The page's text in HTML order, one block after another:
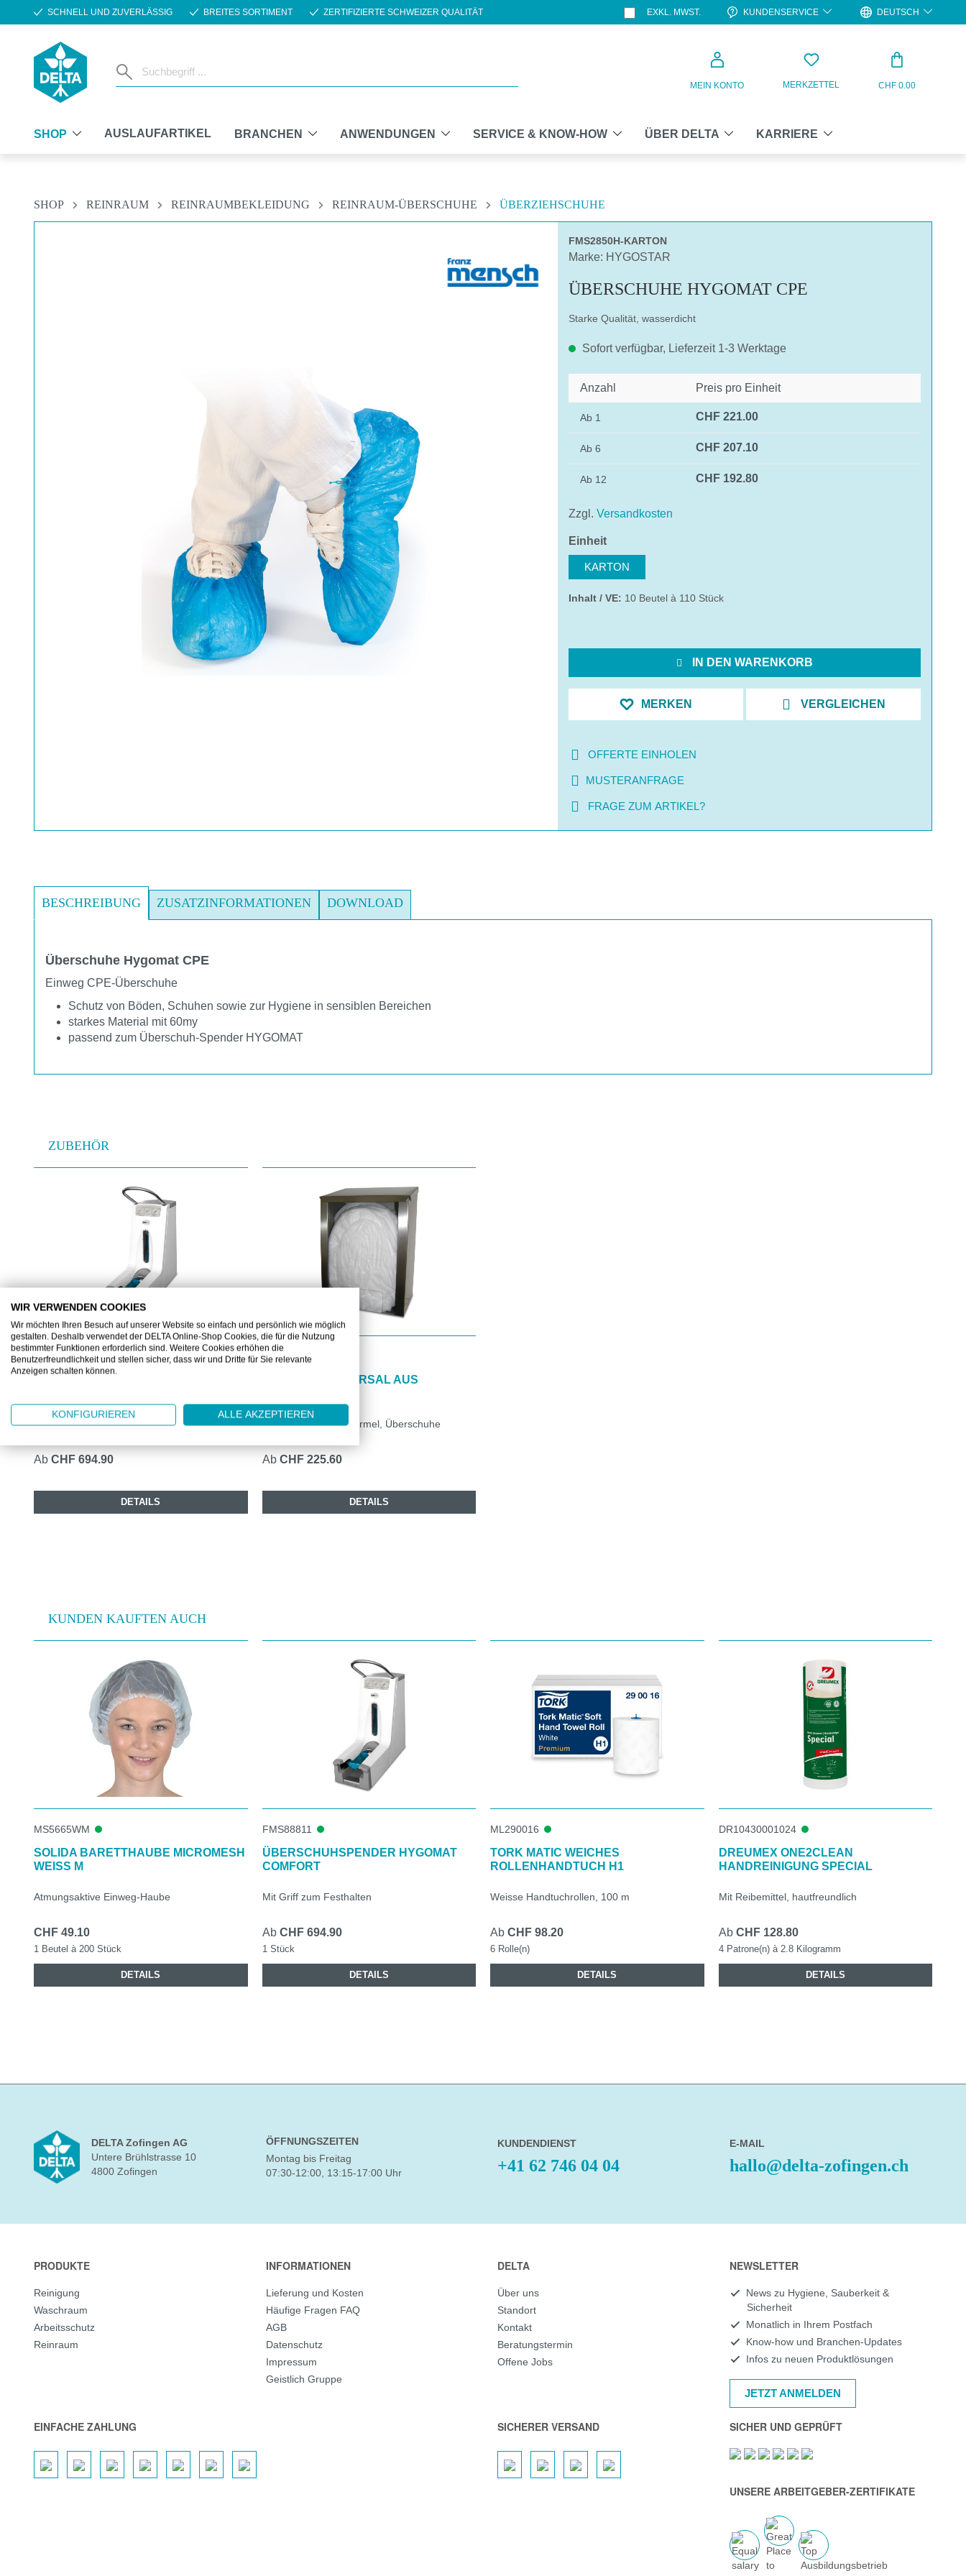
Hauptinhalt springen
Zur Suche springen
Zur Hauptnavigation springen
SCHNELL UND ZUVERLÄSSIG BREITES SORTIMENT ZERTIFIZIERTE SCHWEIZER QUALITÄT EXKL. MWST. KUNDENSERVICE DEUTSCH
MEIN KONTO MERKZETTEL CHF 0.00
SHOP AUSLAUFARTIKEL BRANCHEN ANWENDUNGEN SERVICE & KNOW-HOW ÜBER DELTA KARRIERE
SHOP REINRAUM REINRAUMBEKLEIDUNG REINRAUM-ÜBERSCHUHE
ÜBERZIEHSCHUHE
FMS2850H-KARTON
Marke: HYGOSTAR
ÜBERSCHUHE HYGOMAT CPE
Starke Qualität, wasserdicht
Sofort verfügbar, Lieferzeit 1-3 Werktage
Anzahl Preis pro Einheit
Ab 1 CHF 221.00
Ab 6 CHF 207.10
Ab 12 CHF 192.80
Zzgl. Versandkosten
Einheitauswählen
KARTON
Inhalt / VE: 10 Beutel à 110 Stück
IN DEN WARENKORB
MERKEN VERGLEICHEN
OFFERTE EINHOLEN
MUSTERANFRAGE
FRAGE ZUM ARTIKEL?
BESCHREIBUNG ZUSATZINFORMATIONEN DOWNLOAD
Überschuhe Hygomat CPE
Einweg CPE-Überschuhe
Schutz von Böden, Schuhen sowie zur Hygiene in sensiblen Bereichen
starkes Material mit 60my
passend zum Überschuh-Spender HYGOMAT
ZUBEHÖR
Produktgalerie überspringen
FMS88811
ÜBERSCHUHSPENDER HYGOMAT
Mit Griff zum Festhalten
Ab CHF 694.90
DETAILS
FMS88939
SPENDER UNIVERSAL AUS
Für Hauben, Schutzärmel, Überschuhe
Ab CHF 225.60
DETAILS
KUNDEN KAUFTEN AUCH
Produktgalerie überspringen
MS5665WM
SOLIDA BARETTHAUBE MICROMESH
WEISS M
Atmungsaktive Einweg-Haube
CHF 49.10
1 Beutel à 200 Stück
DETAILS
FMS88811
ÜBERSCHUHSPENDER HYGOMAT
COMFORT
Mit Griff zum Festhalten
Ab CHF 694.90
1 Stück
DETAILS
ML290016
TORK MATIC WEICHES
ROLLENHANDTUCH H1
Weisse Handtuchrollen, 100 m
Ab CHF 98.20
6 Rolle(n)
DETAILS
DR10430001024
DREUMEX ONE2CLEAN
HANDREINIGUNG SPECIAL
Mit Reibemittel, hautfreundlich
Ab CHF 128.80
4 Patrone(n) à 2.8 Kilogramm
DETAILS
DELTA Zofingen AG
Untere Brühlstrasse 10
4800 Zofingen
ÖFFNUNGSZEITEN
Montag bis Freitag
07:30-12:00, 13:15-17:00 Uhr
KUNDENDIENST
+41 62 746 04 04
E-MAIL
hallo@delta-zofingen.ch
PRODUKTE
Reinigung
Waschraum
Arbeitsschutz
Reinraum
INFORMATIONEN
Lieferung und Kosten
Häufige Fragen FAQ
AGB
Datenschutz
Impressum
Geistlich Gruppe
DELTA
Über uns
Standort
Kontakt
Beratungstermin
Offene Jobs
NEWSLETTER
News zu Hygiene, Sauberkeit &
Sicherheit
Monatlich in Ihrem Postfach
Know-how und Branchen-Updates
Infos zu neuen Produktlösungen
JETZT ANMELDEN
EINFACHE ZAHLUNG SICHERER VERSAND SICHER UND GEPRÜFT
UNSERE ARBEITGEBER-ZERTIFIKATE
WIR VERWENDEN COOKIES
Wir möchten Ihren Besuch auf unserer Website so einfach und persönlich wie möglich
gestalten. Deshalb verwendet der DELTA Online-Shop Cookies, die für die Nutzung
bestimmter Funktionen erforderlich sind. Weitere Cookies erhöhen die
Benutzerfreundlichkeit und stellen sicher, dass wir und Dritte für Sie relevante
Anzeigen schalten können.
KONFIGURIEREN ALLE AKZEPTIEREN